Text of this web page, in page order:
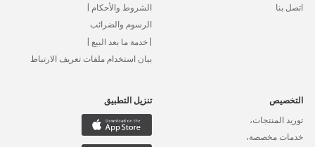
اتصل بنا
الشروط والأحكام |
الرسوم والضرائب
| خدمة ما بعد البيع |
بيان استخدام ملفات تعريف الارتباط
التخصيص
توريد المنتجات،
خدمات مخصصة،
تنزيل التطبيق